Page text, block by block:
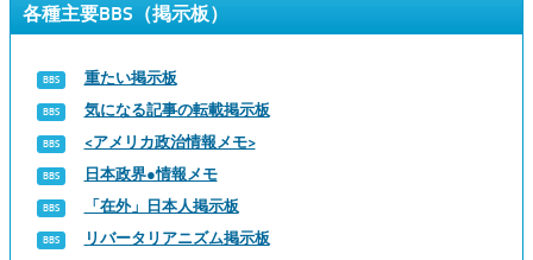
各種主要BBS（掲示板）
重たい掲示板
気になる記事の転載掲示板
<アメリカ政治情報メモ>
日本政界●情報メモ
「在外」日本人掲示板
リバータリアニズム掲示板